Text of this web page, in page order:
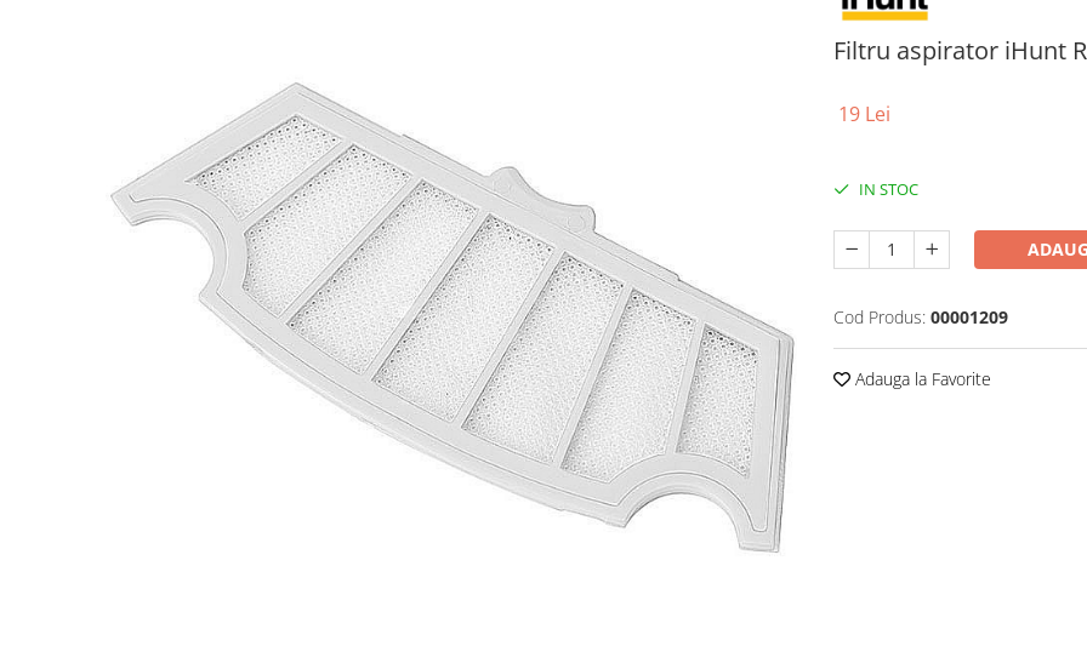
Accesorii smartwatch
ELECTROCASNICE
Aparate de Gătit
Filtru aspirator iHunt
19 Lei
IN STOC
Cod Produs: 00001209
Adauga la Favorite